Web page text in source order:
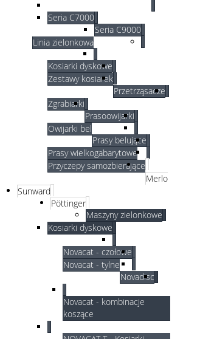
Seria C7000
Seria C9000
Linia zielonkowa
Kosiarki dyskowe
Zestawy kosiarek
Przetrząsacze
Zgrabiarki
Prasoowijarki
Owijarki bel
Prasy belujące
Prasy wielkogabarytowe
Przyczepy samozbierające
Merlo
Sunward
Pöttinger
Maszyny zielonkowe
Kosiarki dyskowe
Novacat - czołowe
Novacat - tylne
Novadisc
Novacat - kombinacje
koszące